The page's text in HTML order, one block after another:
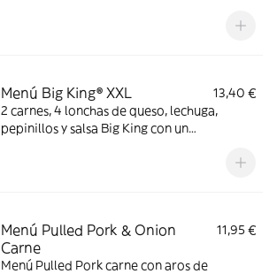
Menú Big King® XXL
13,40 €
2 carnes, 4 lonchas de queso, lechuga,
pepinillos y salsa Big King con un
Menú Pulled Pork & Onion
Carne
11,95 €
Menú Pulled Pork carne con aros de